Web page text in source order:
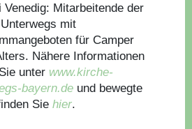
Venedig: Mitarbeitende der
mit
für Camper
Nähere Informationen
unter www.kirche-
bayern.de und bewegte
Sie hier.